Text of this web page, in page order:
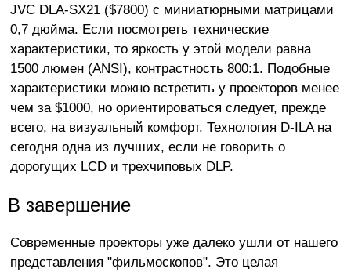
JVC DLA-SX21 ($7800) с миниатюрными матрицами
0,7 дюйма. Если посмотреть технические
характеристики, то яркость у этой модели равна
1500 люмен (ANSI), контрастность 800:1. Подобные
характеристики можно встретить у проекторов менее
чем за $1000, но ориентироваться следует, прежде
всего, на визуальный комфорт. Технология D-ILA на
сегодня одна из лучших, если не говорить о
дорогущих LCD и трехчиповых DLP.
В завершение
Современные проекторы уже далеко ушли от нашего
представления "фильмоскопов". Это целая